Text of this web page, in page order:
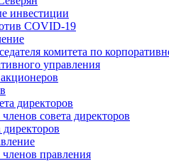
инвестиции
COVID‑19
комитета по
управления
директоров
совета директоров
правления